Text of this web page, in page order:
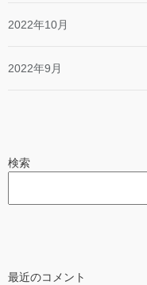
2022年10月
2022年9月
検索
最近のコメント